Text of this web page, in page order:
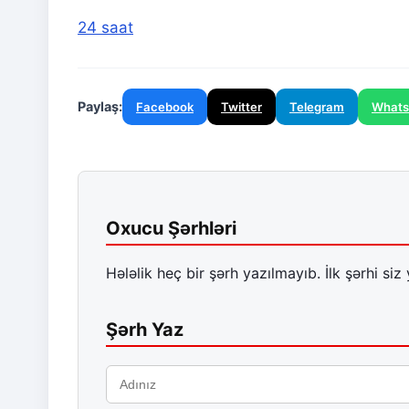
24 saat
Paylaş: Facebook Twitter Telegram
Oxucu Şərhləri
Hələlik heç bir şərh yazılmayıb. İlk şərhi siz
Şərh Yaz